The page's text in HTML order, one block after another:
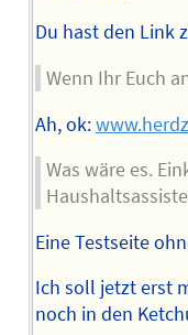
Du hast den Link
Wenn Ihr Euch
Ah, ok:
Was wäre es.
Eine Testseite
Ich soll jetzt erst
noch in den